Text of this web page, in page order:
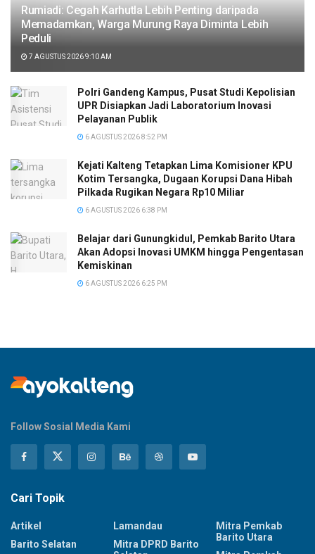
Rumiadi: Cegah Karhutla Lebih Penting daripada
Memadamkan, Warga Murung Raya Diminta Lebih
Peduli
7 AGUSTUS 2026 9:10 AM
Polri Gandeng Kampus, Pusat Studi Kepolisian
UPR Disiapkan Jadi Laboratorium Inovasi
Pelayanan Publik
6 AGUSTUS 2026 8:52 PM
Kejati Kalteng Tetapkan Lima Komisioner KPU
Kotim Tersangka, Dugaan Korupsi Dana Hibah
Pilkada Rugikan Negara Rp10 Miliar
6 AGUSTUS 2026 6:38 PM
Belajar dari Gunungkidul, Pemkab Barito Utara
Akan Adopsi Inovasi UMKM hingga Pengentasan
Kemiskinan
6 AGUSTUS 2026 6:25 PM
Follow Sosial Media Kami
Cari Topik
Artikel
Barito Selatan
Lamandau
Mitra DPRD Barito
Mitra Pemkab
Barito Utara